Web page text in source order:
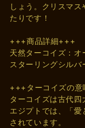
しょう。クリスマ
たりです！
+++商品詳細+++
天然ターコイズ：
スターリングシル
+++ターコイズの
ターコイズは古代四
エジプトでは、「愛
されています。